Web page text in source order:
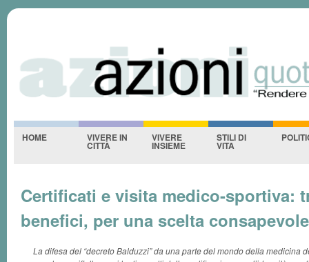
Azioniquotidiane
HOME VIVERE IN
CITTÀ
VIVERE
INSIEME
STILI DI
VITA
Certificati e visita medico-sportiva:
benefici, per una scelta consapevole
La difesa del “decreto Balduzzi” da una parte del mondo della medicina